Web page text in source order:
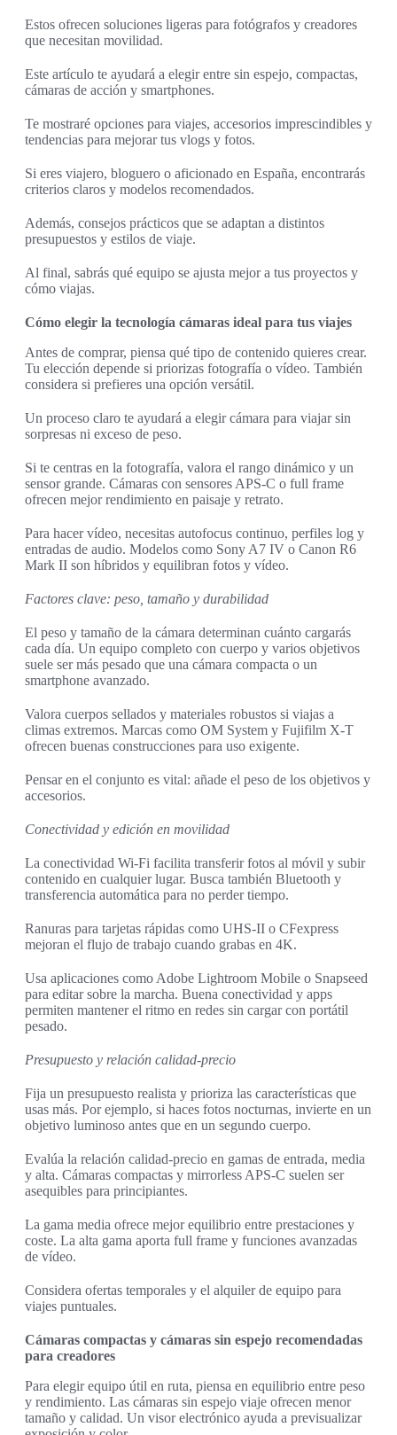
Estos ofrecen soluciones ligeras para fotógrafos y creadores
que necesitan movilidad.
Este artículo te ayudará a elegir entre sin espejo, compactas,
cámaras de acción y smartphones.
Te mostraré opciones para viajes, accesorios imprescindibles y
tendencias para mejorar tus vlogs y fotos.
Si eres viajero, bloguero o aficionado en España, encontrarás
criterios claros y modelos recomendados.
Además, consejos prácticos que se adaptan a distintos
presupuestos y estilos de viaje.
Al final, sabrás qué equipo se ajusta mejor a tus proyectos y
cómo viajas.
Cómo elegir la tecnología cámaras ideal para tus viajes
Antes de comprar, piensa qué tipo de contenido quieres crear.
Tu elección depende si priorizas fotografía o vídeo. También
considera si prefieres una opción versátil.
Un proceso claro te ayudará a elegir cámara para viajar sin
sorpresas ni exceso de peso.
Si te centras en la fotografía, valora el rango dinámico y un
sensor grande. Cámaras con sensores APS-C o full frame
ofrecen mejor rendimiento en paisaje y retrato.
Para hacer vídeo, necesitas autofocus continuo, perfiles log y
entradas de audio. Modelos como Sony A7 IV o Canon R6
Mark II son híbridos y equilibran fotos y vídeo.
Factores clave: peso, tamaño y durabilidad
El peso y tamaño de la cámara determinan cuánto cargarás
cada día. Un equipo completo con cuerpo y varios objetivos
suele ser más pesado que una cámara compacta o un
smartphone avanzado.
Valora cuerpos sellados y materiales robustos si viajas a
climas extremos. Marcas como OM System y Fujifilm X-T
ofrecen buenas construcciones para uso exigente.
Pensar en el conjunto es vital: añade el peso de los objetivos y
accesorios.
Conectividad y edición en movilidad
La conectividad Wi‑Fi facilita transferir fotos al móvil y subir
contenido en cualquier lugar. Busca también Bluetooth y
transferencia automática para no perder tiempo.
Ranuras para tarjetas rápidas como UHS-II o CFexpress
mejoran el flujo de trabajo cuando grabas en 4K.
Usa aplicaciones como Adobe Lightroom Mobile o Snapseed
para editar sobre la marcha. Buena conectividad y apps
permiten mantener el ritmo en redes sin cargar con portátil
pesado.
Presupuesto y relación calidad-precio
Fija un presupuesto realista y prioriza las características que
usas más. Por ejemplo, si haces fotos nocturnas, invierte en un
objetivo luminoso antes que en un segundo cuerpo.
Evalúa la relación calidad-precio en gamas de entrada, media
y alta. Cámaras compactas y mirrorless APS-C suelen ser
asequibles para principiantes.
La gama media ofrece mejor equilibrio entre prestaciones y
coste. La alta gama aporta full frame y funciones avanzadas
de vídeo.
Considera ofertas temporales y el alquiler de equipo para
viajes puntuales.
Cámaras compactas y cámaras sin espejo recomendadas
para creadores
Para elegir equipo útil en ruta, piensa en equilibrio entre peso
y rendimiento. Las cámaras sin espejo viaje ofrecen menor
tamaño y calidad. Un visor electrónico ayuda a previsualizar